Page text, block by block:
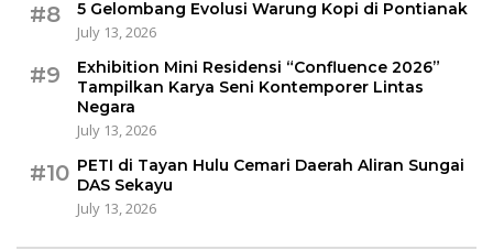
#8
5 Gelombang Evolusi Warung Kopi di Pontianak
July 13, 2026
#9
Exhibition Mini Residensi “Confluence 2026”
Tampilkan Karya Seni Kontemporer Lintas
Negara
July 13, 2026
#10 PETI di Tayan Hulu Cemari Daerah Aliran Sungai
DAS Sekayu
July 13, 2026